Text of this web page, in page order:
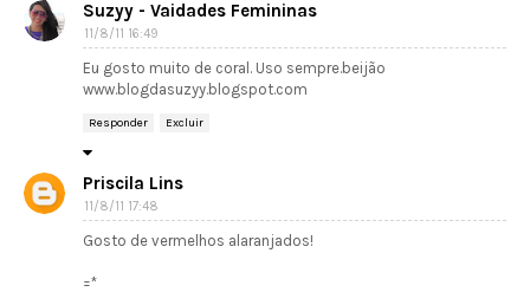
Suzyy - Vaidades Femininas
11/8/11 16:49
Eu gosto muito de coral. Uso sempre.beijão
www.blogdasuzyy.blogspot.com
Responder Excluir
Priscila Lins
11/8/11 17:48
Gosto de vermelhos alaranjados!
=*